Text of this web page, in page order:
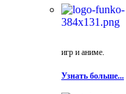
игр и аниме.
Узнать больше...